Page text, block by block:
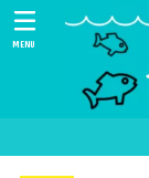
MENU